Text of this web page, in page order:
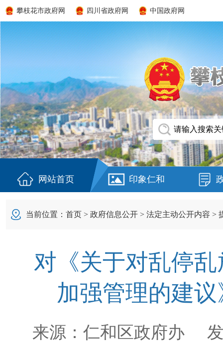
攀枝花市政府网 四川省政府网 中国政府网
网站首页 印象仁和
当前位置： 首页 > 政府信息公开 > 法定主动公开内容 >
对《关于对乱停
加强管理的建
来源： 仁和区政府办发